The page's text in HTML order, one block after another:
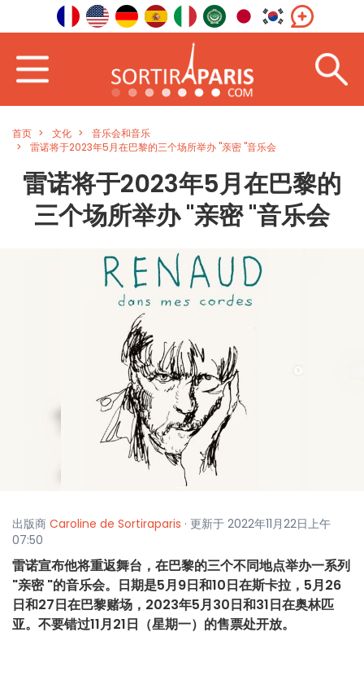
首页 文化
音乐会和音乐
雷诺将于2023年5月在巴黎的三个场所举办 "亲密 "音乐会
雷诺将于2023年5月在巴黎的
三个场所举办 "亲密 "音乐会
出版商 Caroline de Sortiraparis · 更新于 2022年11月22日上午
07:50
雷诺宣布他将重返舞台，在巴黎的三个不同地点举办一系列
"亲密 "的音乐会。日期是5月9日和10日在斯卡拉，5月26
日和27日在巴黎赌场，2023年5月30日和31日在奥林匹
亚。不要错过11月21日（星期一）的售票处开放。